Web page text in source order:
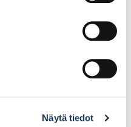
Näytä tiedot